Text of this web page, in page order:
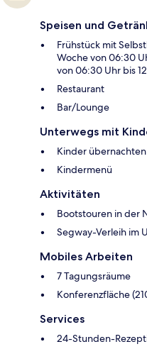
Speisen und
Frühstück mit
Woche von 06:30
von 06:30 Uhr bis
Restaurant
Bar/Lounge
Unterwegs mit
Kinder
Kindermenü
Aktivitäten
Bootstouren in der
Segway-Verleih im
Mobiles Arbeiten
7 Tagungsräume
Konferenzfläche
Services
24-Stunden-